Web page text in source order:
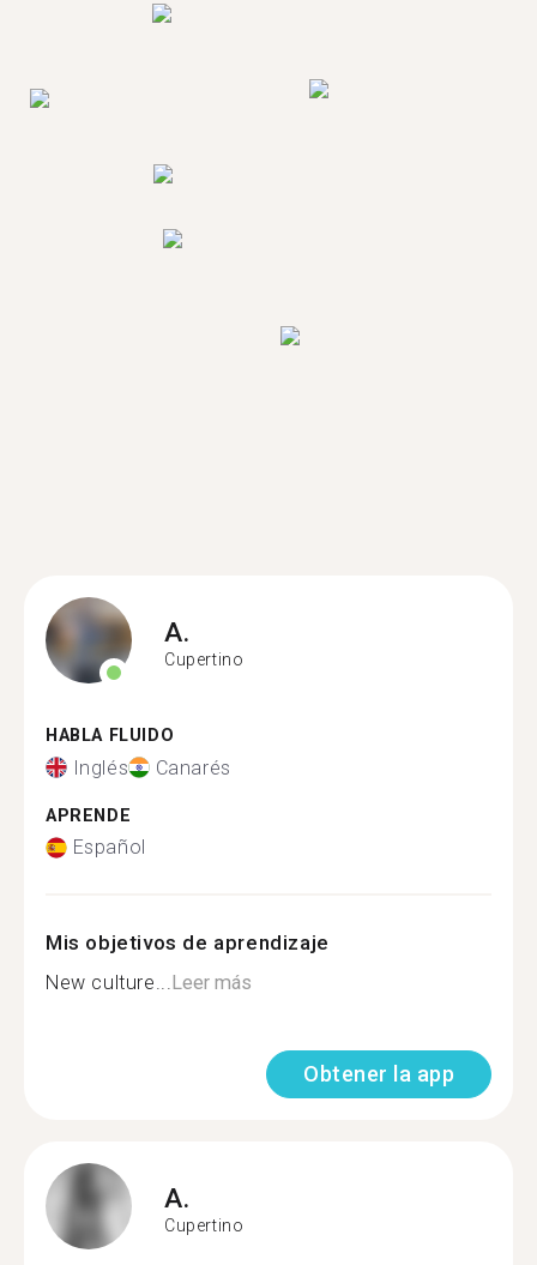
A.
Cupertino
HABLA FLUIDO
Inglés Canarés
APRENDE
Español
Mis objetivos de aprendizaje
New culture...Leer más
Obtener la app
A.
Cupertino